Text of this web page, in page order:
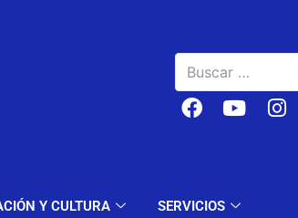
Y CULTURA SERVICIOS
DE TRABAJO EDUCACIÓN Y CULTURA